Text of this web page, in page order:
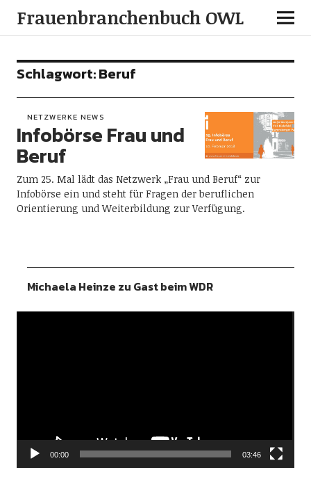
Frauenbranchenbuch OWL
Schlagwort:Beruf
NETZWERKE NEWS
Infobörse Frau und
Beruf
Zum 25. Mal lädt das Netzwerk „Frau und Beruf“ zur
Infobörse ein und steht für Fragen der beruflichen
Orientierung und Weiterbildung zur Verfügung.
Michaela Heinze zu Gast beim WDR
00:00 03:46